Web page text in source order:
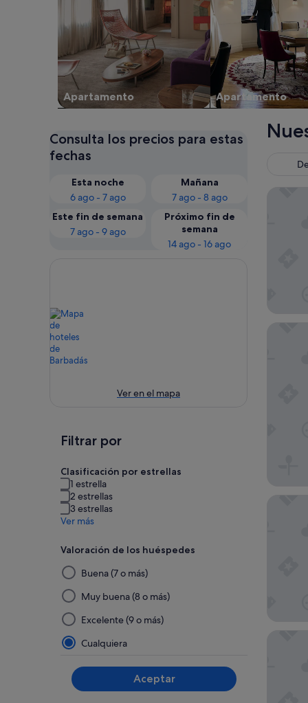
Apartamento Apartamento
Consulta los precios para estas
fechas
Esta noche
6 ago - 7 ago
Mañana
7 ago - 8 ago
Este fin de semana
7 ago - 9 ago
Próximo fin de
semana
14 ago - 16 ago
Ver en el mapa
Filtrar por
Clasificación por estrellas
1 estrella
2 estrellas
3 estrellas
Ver más
Valoración de los huéspedes
Al
seleccionar
y
aplicar
un
filtro
este
grupo,
Buena (7 o más)
Muy buena (8 o más)
Excelente (9 o más)
Cualquiera
Aceptar